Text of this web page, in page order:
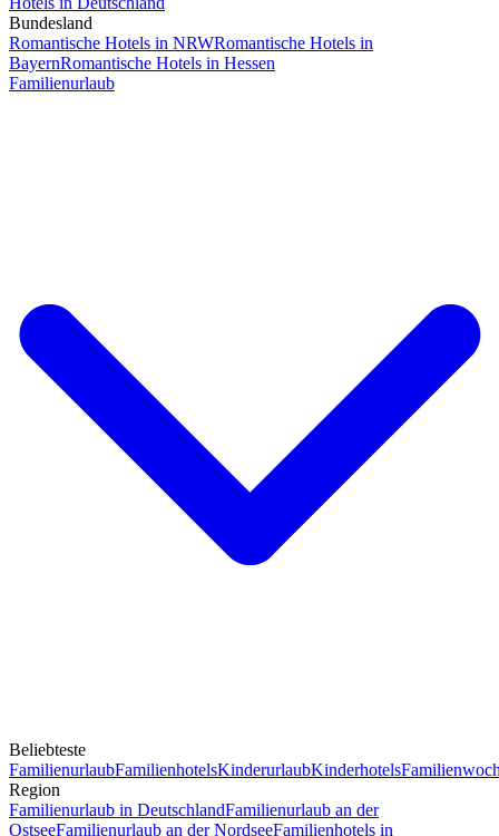
Bundesland
Romantische Hotels in NRWRomantische Hotels in
BayernRomantische Hotels in Hessen
Familienurlaub
Beliebteste
FamilienurlaubFamilienhotelsKinderurlaubKinderhotels
Region
Familienurlaub in DeutschlandFamilienurlaub an der
OstseeFamilienurlaub an der NordseeFamilienhotels in